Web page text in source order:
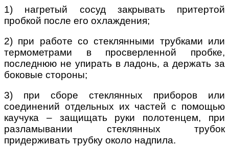
1) нагретый сосуд закрывать притертой
пробкой после его охлаждения;
2) при работе со стеклянными трубками или
термометрами в просверленной пробке,
последнюю не упирать в ладонь, а держать за
боковые стороны;
3) при сборе стеклянных приборов или
соединений отдельных их частей с помощью
каучука – защищать руки полотенцем, при
разламывании стеклянных трубок
придерживать трубку около надпила.